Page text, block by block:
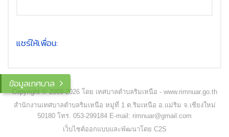
ข้อมูลเทศบาล
แชร์ให้เพื่อน:
Copyright © 2009-2026 โดย เทศบาลตำบลริมเหนือ - www.rimnuar.go.th
สำนักงานเทศบาลตำบลริมเหนือ หมู่ที่ 1 ต.ริมเหนือ อ.แม่ริม จ.เชียงใหม่
50180 โทร. 053-299184 E-mail: rimnuar@gmail.com
เว็บไซต์ออกแบบและพัฒนาโดย C2S